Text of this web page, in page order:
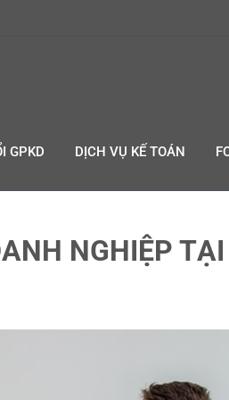
GPKD DỊCH VỤ KẾ TOÁN
NGHIỆP